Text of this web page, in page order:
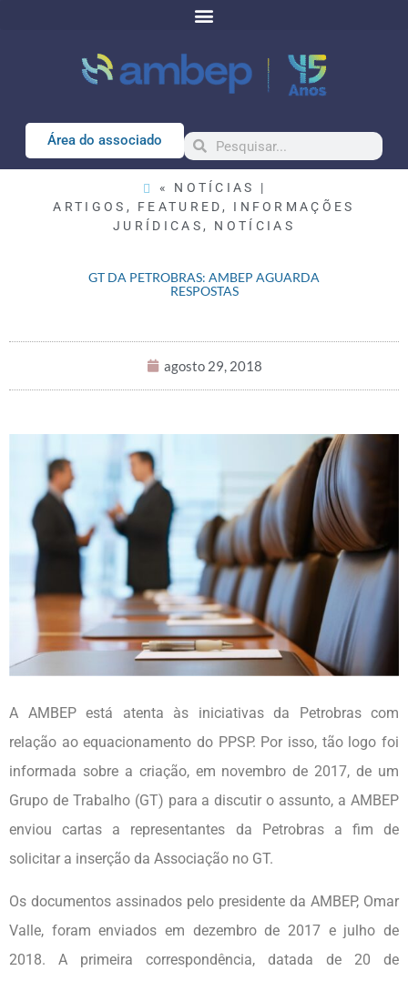
Área do associado
« NOTÍCIAS |
ARTIGOS , FEATURED , INFORMAÇÕES
JURÍDICAS , NOTÍCIAS
GT DA PETROBRAS: AMBEP AGUARDA
RESPOSTAS
agosto 29, 2018
A AMBEP está atenta às iniciativas da Petrobras com
relação ao equacionamento do PPSP. Por isso, tão logo foi
informada sobre a criação, em novembro de 2017, de um
Grupo de Trabalho (GT) para a discutir o assunto, a AMBEP
enviou cartas a representantes da Petrobras a fim de
solicitar a inserção da Associação no GT.
Os documentos assinados pelo presidente da AMBEP, Omar
Valle, foram enviados em dezembro de 2017 e julho de
2018. A primeira correspondência, datada de 20 de